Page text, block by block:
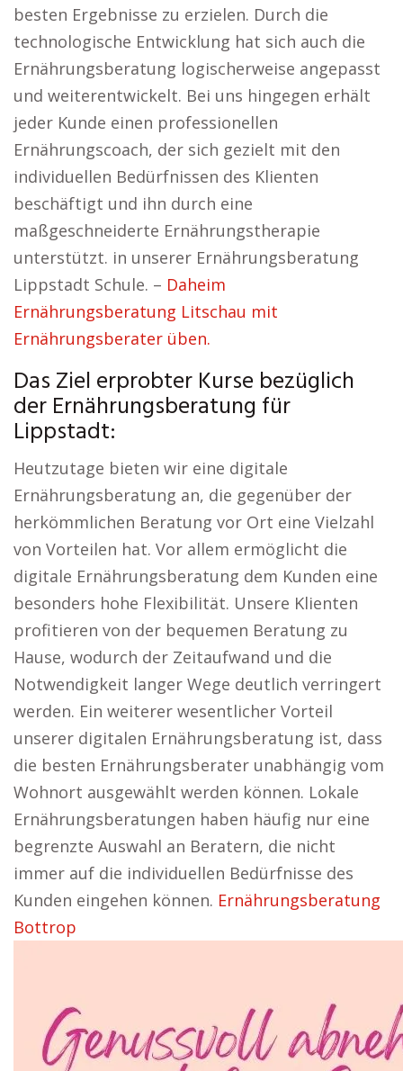
besten Ergebnisse zu erzielen. Durch die
technologische Entwicklung hat sich auch die
Ernährungsberatung logischerweise angepasst
und weiterentwickelt. Bei uns hingegen erhält
jeder Kunde einen professionellen
Ernährungscoach, der sich gezielt mit den
individuellen Bedürfnissen des Klienten
beschäftigt und ihn durch eine
maßgeschneiderte Ernährungstherapie
unterstützt. in unserer Ernährungsberatung
Lippstadt Schule. – Daheim
Ernährungsberatung Litschau mit
Ernährungsberater üben.
Das Ziel erprobter Kurse bezüglich
der Ernährungsberatung für
Lippstadt:
Heutzutage bieten wir eine digitale
Ernährungsberatung an, die gegenüber der
herkömmlichen Beratung vor Ort eine Vielzahl
von Vorteilen hat. Vor allem ermöglicht die
digitale Ernährungsberatung dem Kunden eine
besonders hohe Flexibilität. Unsere Klienten
profitieren von der bequemen Beratung zu
Hause, wodurch der Zeitaufwand und die
Notwendigkeit langer Wege deutlich verringert
werden. Ein weiterer wesentlicher Vorteil
unserer digitalen Ernährungsberatung ist, dass
die besten Ernährungsberater unabhängig vom
Wohnort ausgewählt werden können. Lokale
Ernährungsberatungen haben häufig nur eine
begrenzte Auswahl an Beratern, die nicht
immer auf die individuellen Bedürfnisse des
Kunden eingehen können. Ernährungsberatung
Bottrop